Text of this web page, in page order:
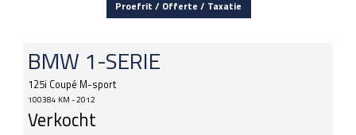
Proefrit / Offerte / Taxatie
BMW 1-SERIE
125i Coupé M-sport
100384 KM - 2012
Verkocht